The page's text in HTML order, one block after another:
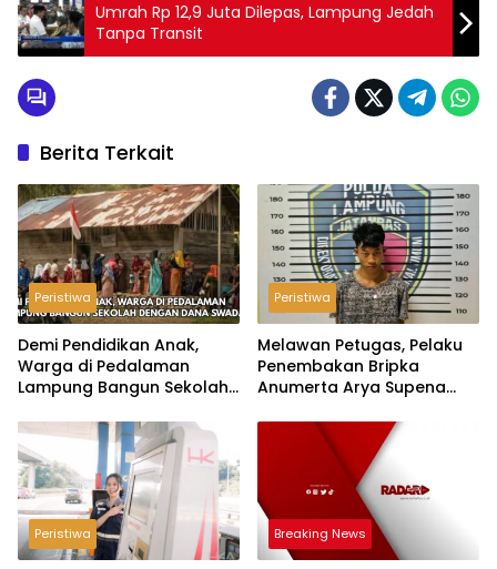
Umrah Rp 12,9 Juta Dilepas, Lampung Jedah
Tanpa Transit
Berita Terkait
Peristiwa
Demi Pendidikan Anak,
Warga di Pedalaman
Lampung Bangun Sekolah
Peristiwa
Melawan Petugas, Pelaku
Penembakan Bripka
Anumerta Arya Supena
Hantu
Peristiwa Breaking News